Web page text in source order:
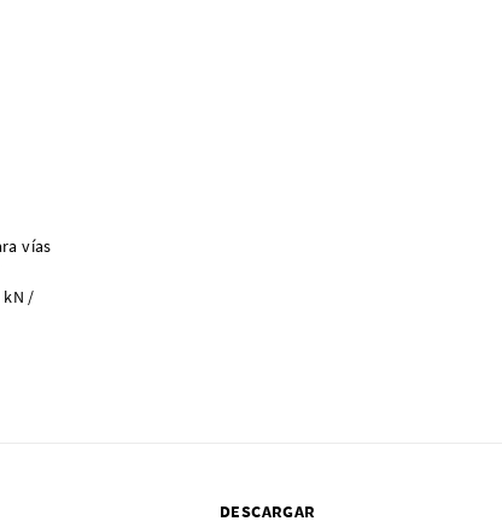
vías
/
DESCARGAR